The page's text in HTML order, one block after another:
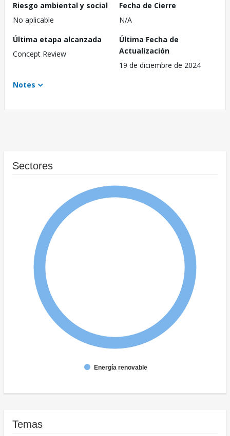
Riesgo ambiental y social
No aplicable
Fecha de Cierre
N/A
Última etapa alcanzada
Concept Review
Última Fecha de
Actualización
19 de diciembre de 2024
Notes
Sectores
Energía renovable
Temas